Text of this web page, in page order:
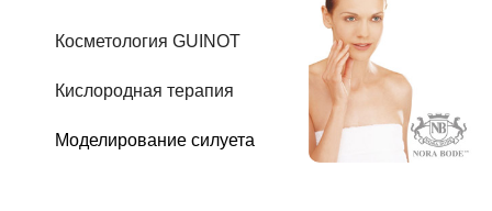
Косметология GUINOT
Кислородная терапия
Моделирование силуета